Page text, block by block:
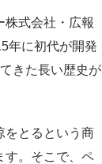
式会社・広報
年に初代が開発
きた長い歴史が
をとるという商
す。そこで、ペ